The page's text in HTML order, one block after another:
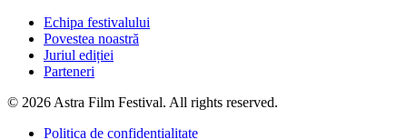
Echipa festivalului
Povestea noastră
Juriul ediției
Parteneri
© 2026 Astra Film Festival. All rights reserved.
Politica de confidențialitate